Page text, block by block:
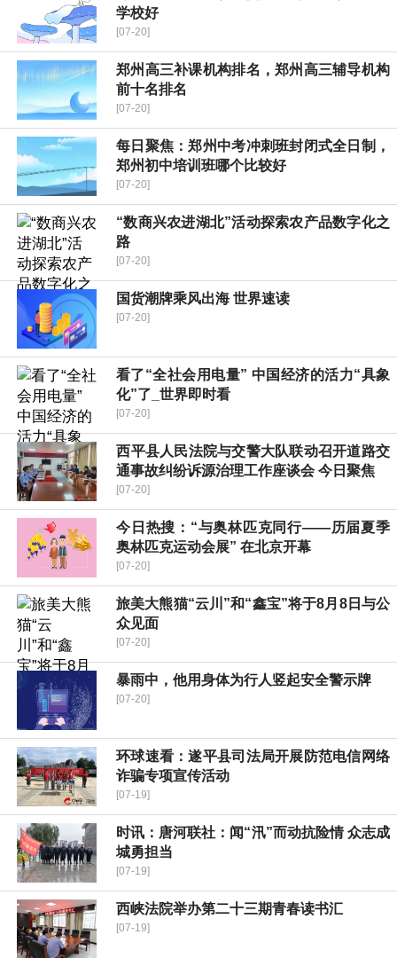
学校好
[07-20]
郑州高三补课机构排名，郑州高三辅导机构
前十名排名
[07-20]
每日聚焦：郑州中考冲刺班封闭式全日制，
郑州初中培训班哪个比较好
[07-20]
“数商兴农进湖北”活动探索农产品数字化之
路
[07-20]
国货潮牌乘风出海 世界速读
[07-20]
看了“全社会用电量” 中国经济的活力“具象
化”了_世界即时看
[07-20]
​西平县人民法院与交警大队联动召开道路交
通事故纠纷诉源治理工作座谈会 今日聚焦
[07-20]
今日热搜：“与奥林匹克同行——历届夏季
奥林匹克运动会展” 在北京开幕
[07-20]
旅美大熊猫“云川”和“鑫宝”将于8月8日与公
众见面
[07-20]
暴雨中，他用身体为行人竖起安全警示牌
[07-20]
环球速看：遂平县司法局开展防范电信网络
诈骗专项宣传活动
[07-19]
时讯：唐河联社：闻“汛”而动抗险情 众志成
城勇担当
[07-19]
西峡法院举办第二十三期青春读书汇
[07-19]